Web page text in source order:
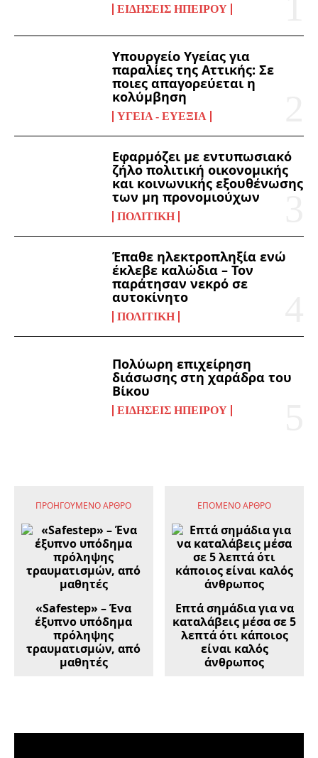
ΕΙΔΉΣΕΙΣ ΗΠΕΊΡΟΥ
Υπουργείο Υγείας για
παραλίες της Αττικής: Σε
ποιες απαγορεύεται η
κολύμβηση
ΥΓΕΊΑ - ΕΥΕΞΊΑ
Εφαρμόζει με εντυπωσιακό
ζήλο πολιτική οικονομικής
και κοινωνικής εξουθένωσης
των μη προνομιούχων
ΠΟΛΙΤΙΚΉ
Έπαθε ηλεκτροπληξία ενώ
έκλεβε καλώδια – Τον
παράτησαν νεκρό σε
αυτοκίνητο
ΠΟΛΙΤΙΚΉ
Πολύωρη επιχείρηση
διάσωσης στη χαράδρα του
Βίκου
ΕΙΔΉΣΕΙΣ ΗΠΕΊΡΟΥ
ΠΡΟΗΓΟΎΜΕΝΟ ΆΡΘΡΟ
«Safestep» – Ένα
έξυπνο υπόδημα
πρόληψης
τραυματισμών, από
μαθητές
ΕΠΌΜΕΝΟ ΆΡΘΡΟ
Επτά σημάδια για να
καταλάβεις μέσα σε 5
λεπτά ότι κάποιος
είναι καλός
άνθρωπος